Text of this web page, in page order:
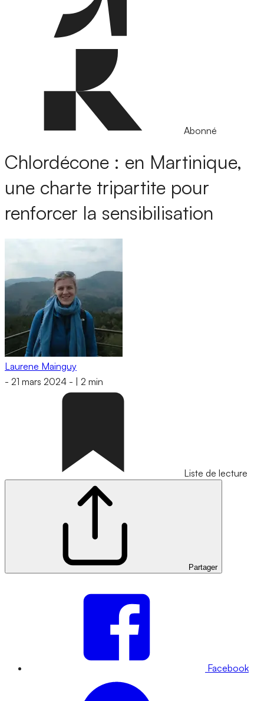
Abonné
Chlordécone : en Martinique,
une charte tripartite pour
renforcer la sensibilisation
Laurene Mainguy
- 21 mars 2024 - 2 min
Liste de lecture
Partager
Facebook